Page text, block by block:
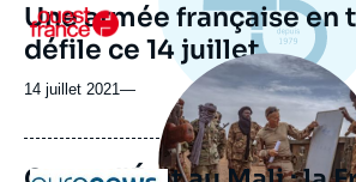
Logo
Une armée française en
défile ce 14 juillet
14 juillet 2021—
Image
principale
médiatique